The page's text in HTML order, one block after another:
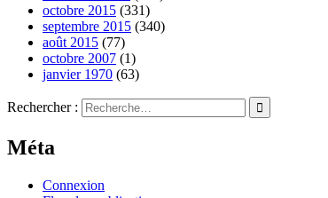
octobre 2015 (331)
septembre 2015 (340)
août 2015 (77)
octobre 2007 (1)
janvier 1970 (63)
Rechercher :
Méta
Connexion